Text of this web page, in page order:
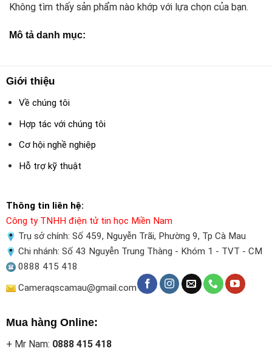
Không tìm thấy sản phẩm nào khớp với lựa chọn của bạn.
Mô tả danh mục:
Giới thiệu
Về chúng tôi
Hợp tác với chúng tôi
Cơ hội nghề nghiệp
Hỗ trợ kỹ thuật
Thông tin liên hệ:
Công ty TNHH điện tử tin học Miền Nam
Trụ sở chính: Số 459, Nguyễn Trãi, Phường 9, Tp Cà Mau
Chi nhánh: Số 43 Nguyễn Trung Thàng - Khóm 1 - TVT - CM
0888 415 418
Cameraqscamau@gmail.com
Mua hàng Online:
+ Mr Nam: 0888 415 418